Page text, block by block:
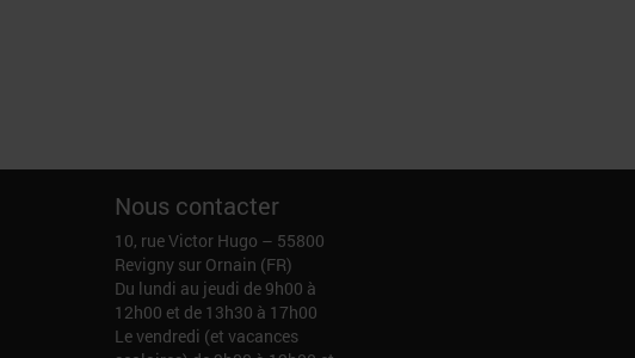
Nous contacter
10, rue Victor Hugo – 55800
Revigny sur Ornain (FR)
Du lundi au jeudi de 9h00 à
12h00 et de 13h30 à 17h00
Le vendredi (et vacances